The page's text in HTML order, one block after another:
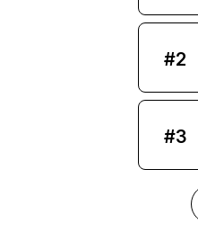
#2
#3